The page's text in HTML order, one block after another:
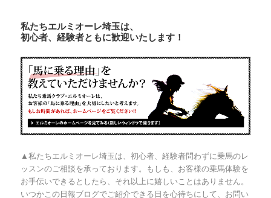
私たちエルミオーレ埼玉は、
初心者、経験者ともに歓迎いたします！
▲私たちエルミオーレ埼玉は、初心者、経験者問わずに乗馬のレ
ッスンのご相談を承っております。もしも、お客様の乗馬体験を
お手伝いできるとしたら、それ以上に嬉しいことはありません。
いつかこの日報ブログでご紹介できる日を心待ちにして、お問い